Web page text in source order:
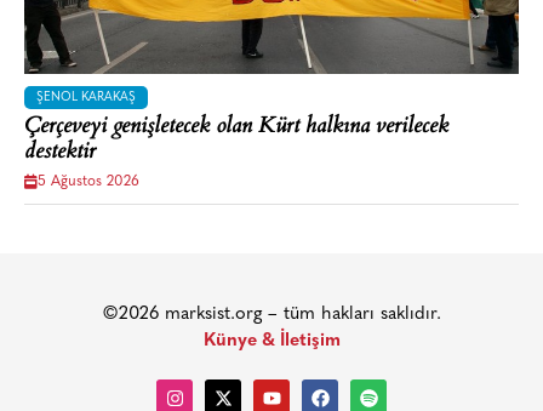
ŞENOL KARAKAŞ
Çerçeveyi genişletecek olan Kürt halkına verilecek
destektir
5 Ağustos 2026
©2026 marksist.org – tüm hakları saklıdır.
Künye & İletişim